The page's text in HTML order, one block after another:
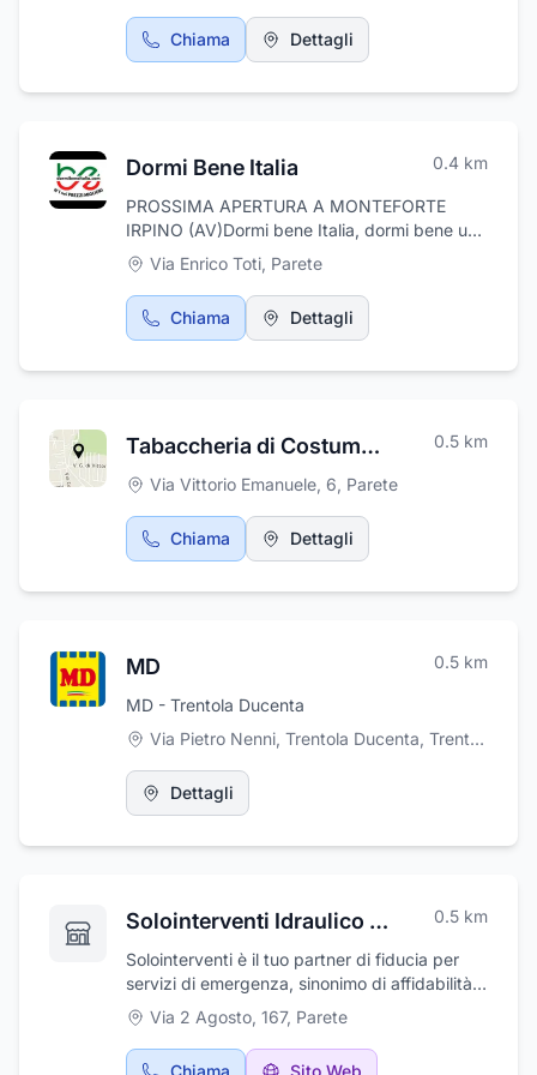
territorio e del proprio caseificio. La scelta dei
piatti è vastissima e accontenta il palato più
Chiama Dettagli
Dormi Bene Italia 0.4 km
PROSSIMA APERTURA A MONTEFORTE
IRPINO (AV)Dormi bene Italia, dormi bene una
promessa!Qualità del sonno senza
compromessi, anche nel prezzo. Prodotti su
misura realizzati appositamente per te che
vuoi ottenere la miglior soluzione di riposo
qualità?In un mondo che corre veloce, dove
ciò che realmente conta: la qualità del nostro
sognare.
Via Enrico Toti, Parete
Chiama Dettagli
Tabaccheria di Costumato Gennaro - Iqos Partner 0.5 km
Via Vittorio Emanuele, 6, Parete
Chiama Dettagli
MD 0.5 km
MD - Trentola Ducenta
Via Pietro Nenni, Trentola Ducenta, Trentola Ducenta
Dettagli
Solointerventi Idraulico Elettricista & Fabbro H24 0.5 km
Solointerventi è il tuo partner di fiducia per
servizi di emergenza, sinonimo di affidabilità e
professionalità. Siamo disponibili 24 ore su
24, 7 giorni su 7, per offrirti pronte soluzioni in
caso di emergenze idrauliche, elettriche o di
Via 2 Agosto, 167, Parete
Chiama Sito Web